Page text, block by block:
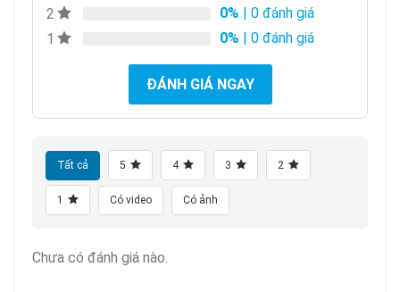
2
0% | 0 đánh giá
1
0% | 0 đánh giá
ĐÁNH GIÁ NGAY
Tất cả 5 4 3 2
1 Có video Có ảnh
Chưa có đánh giá nào.